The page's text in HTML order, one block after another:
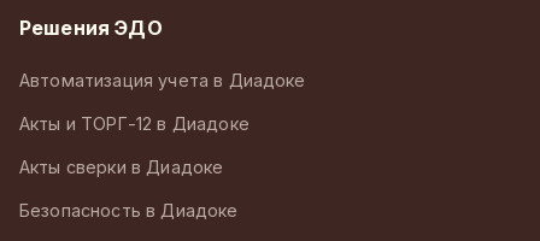
Решения ЭДО
Автоматизация учета в Диадоке
Акты и ТОРГ-12 в Диадоке
Акты сверки в Диадоке
Безопасность в Диадоке